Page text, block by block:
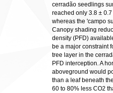
cerradão seedlings
reached only 3.8 ±
whereas the 'campo
Canopy shading
density (PFD)
be a major constraint
tree layer in the
PFD interception. A
aboveground would
than a leaf beneath
60 to 80% less CO2